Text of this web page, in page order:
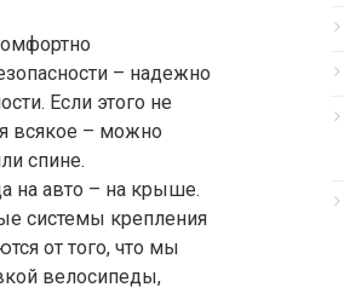
– надежно
Если этого не
всякое – можно
спине.
на авто – на крыше.
системы крепления
от того, что мы
велосипеды,